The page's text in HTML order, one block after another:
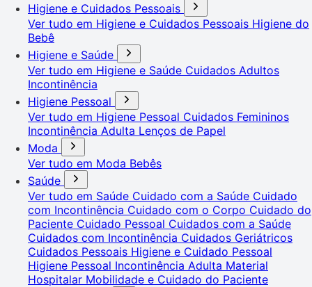
Higiene e Cuidados Pessoais
Ver tudo em Higiene e Cuidados Pessoais Higiene do
Bebê
Higiene e Saúde
Ver tudo em Higiene e Saúde Cuidados Adultos
Incontinência
Higiene Pessoal
Ver tudo em Higiene Pessoal Cuidados Femininos
Incontinência Adulta Lenços de Papel
Moda
Ver tudo em Moda Bebês
Saúde
Ver tudo em Saúde Cuidado com a Saúde Cuidado
com Incontinência Cuidado com o Corpo Cuidado do
Paciente Cuidado Pessoal Cuidados com a Saúde
Cuidados com Incontinência Cuidados Geriátricos
Cuidados Pessoais Higiene e Cuidado Pessoal
Higiene Pessoal Incontinência Adulta Material
Hospitalar Mobilidade e Cuidado do Paciente